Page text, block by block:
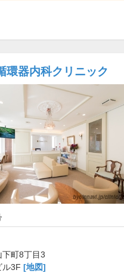
環器内科クリニック
下町8丁目3
ル3F [地図]